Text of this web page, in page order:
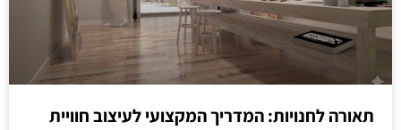
תאורה לחנויות: המדריך המקצועי לעיצוב חוויית